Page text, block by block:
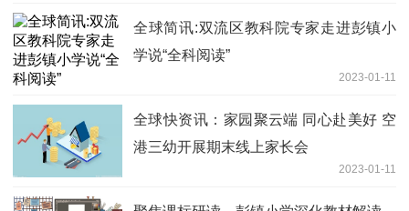
全球简讯:双流区教科院专家走进彭镇小
学说“全科阅读”
2023-01-11
全球快资讯：家园聚云端 同心赴美好 空
港三幼开展期末线上家长会
2023-01-11